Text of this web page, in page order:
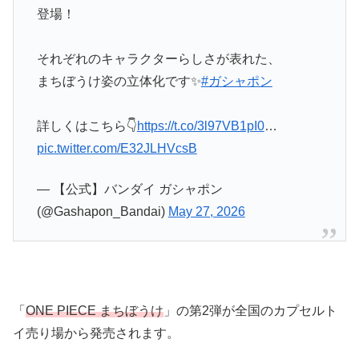
登場！
それぞれのキャラクターらしさが表れた、
まちぼうけ姿の立体化です✨#ガシャポン
詳しくはこちら👇https://t.co/3l97VB1pI0…
pic.twitter.com/E32JLHVcsB
— 【公式】バンダイ ガシャポン
(@Gashapon_Bandai) May 27, 2026
「 ONE PIECE まちぼうけ 」の第2弾が全国のカプセルト
イ売り場から発売されます。